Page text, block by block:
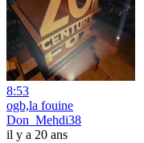
8:53
ogb,la fouine
Don_Mehdi38
il y a 20 ans